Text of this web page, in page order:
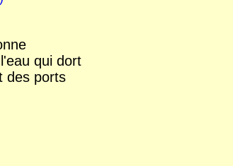
qui dort
des ports